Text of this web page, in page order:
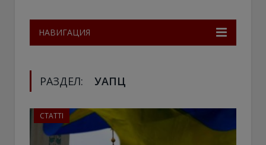
НАВИГАЦИЯ
РАЗДЕЛ: УАПЦ
СТАТТІ